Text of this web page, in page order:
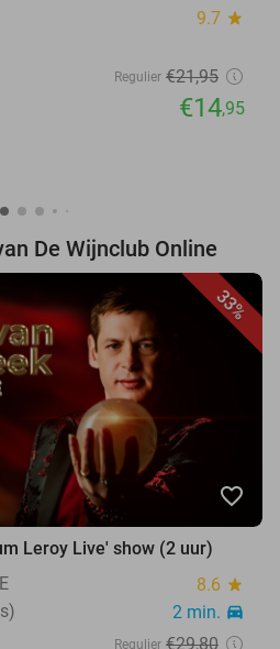
9.7 star
Regulier €21,95
€14,95
De Wijnclub Online
33%
favorite_border
Leroy Live' show (2 uur)
8.6 star
2 min. directions_car
Regulier €29,80